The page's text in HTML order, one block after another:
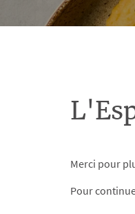
Merci pour
Pour